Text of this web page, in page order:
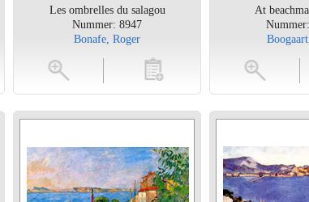
Les ombrelles du salagou
Nummer: 8947
Bonafe, Roger
toevoegen
At
vergroten toevoegen